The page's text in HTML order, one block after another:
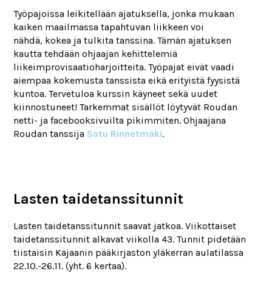
Työpajoissa leikitellään ajatuksella, jonka mukaan
kaiken maailmassa tapahtuvan liikkeen voi
nähdä, kokea ja tulkita tanssina. Tämän ajatuksen
kautta tehdään ohjaajan kehittelemiä
liikeimprovisaatioharjoitteita. Työpajat eivät vaadi
aiempaa kokemusta tanssista eikä erityistä fyysistä
kuntoa. Tervetuloa kurssin käyneet sekä uudet
kiinnostuneet! Tarkemmat sisällöt löytyvät Roudan
netti- ja facebooksivuilta pikimmiten. Ohjaajana
Roudan tanssija Satu Rinnetmäki.
Lasten taidetanssitunnit
Lasten taidetanssitunnit saavat jatkoa. Viikottaiset
taidetanssitunnit alkavat viikolla 43. Tunnit pidetään
tiistaisin Kajaanin pääkirjaston yläkerran aulatilassa
22.10.-26.11. (yht. 6 kertaa).